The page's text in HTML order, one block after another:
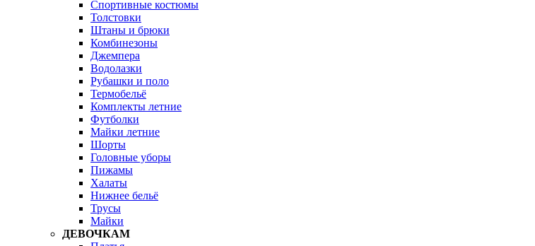
Спортивные костюмы
Толстовки
Штаны и брюки
Комбинезоны
Джемпера
Водолазки
Рубашки и поло
Термобельё
Комплекты летние
Футболки
Майки летние
Шорты
Головные уборы
Пижамы
Халаты
Нижнее бельё
Трусы
Майки
ДЕВОЧКАМ